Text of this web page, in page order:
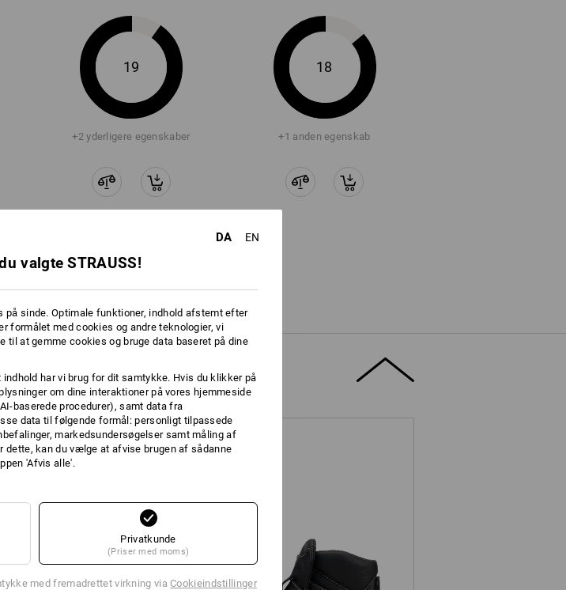
19
+2 yderligere egenskaber
18
+1 anden egenskab
alle detaljer
DA EN
valgte STRAUSS!
på sinde. Optimale funktioner, indhold afstemt efter
formålet med cookies og andre teknologier, vi
til at gemme cookies og bruge data baseret på dine
har vi brug for dit samtykke. Hvis du klikker på
om dine interaktioner på vores hjemmeside
baserede procedurer), samt data fra
data til følgende formål: personligt tilpassede
markedsundersøgelser samt måling af
dette, kan du vælge at afvise brugen af sådanne
'Afvis alle'.
Privatkunde
(Priser med moms)
med fremadrettet virkning viaCookieindstillinger